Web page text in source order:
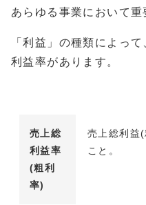
あらゆる事業において重
「利益」の種類によっ
利益率があります。
売上総
利益率
(粗利
率)
売上総利益
こと。